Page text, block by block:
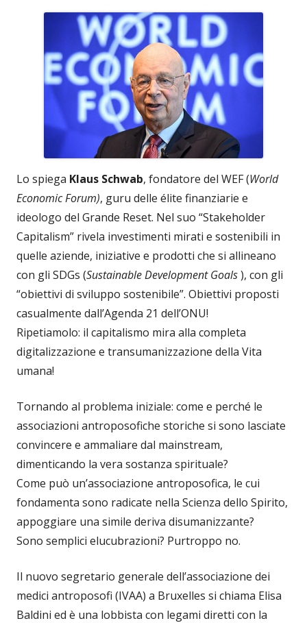
Lo spiega Klaus Schwab, fondatore del WEF (World
Economic Forum), guru delle élite finanziarie e
ideologo del Grande Reset. Nel suo “Stakeholder
Capitalism” rivela investimenti mirati e sostenibili in
quelle aziende, iniziative e prodotti che si allineano
con gli SDGs (Sustainable Development Goals), con gli
“obiettivi di sviluppo sostenibile”. Obiettivi proposti
casualmente dall’Agenda 21 dell’ONU!
Ripetiamolo: il capitalismo mira alla completa
digitalizzazione e transumanizzazione della Vita
umana!
Tornando al problema iniziale: come e perché le
associazioni antroposofiche storiche si sono lasciate
convincere e ammaliare dal mainstream,
dimenticando la vera sostanza spirituale?
Come può un’associazione antroposofica, le cui
fondamenta sono radicate nella Scienza dello Spirito,
appoggiare una simile deriva disumanizzante?
Sono semplici elucubrazioni? Purtroppo no.
Il nuovo segretario generale dell’associazione dei
medici antroposofi (IVAA) a Bruxelles si chiama Elisa
Baldini ed è una lobbista con legami diretti con la